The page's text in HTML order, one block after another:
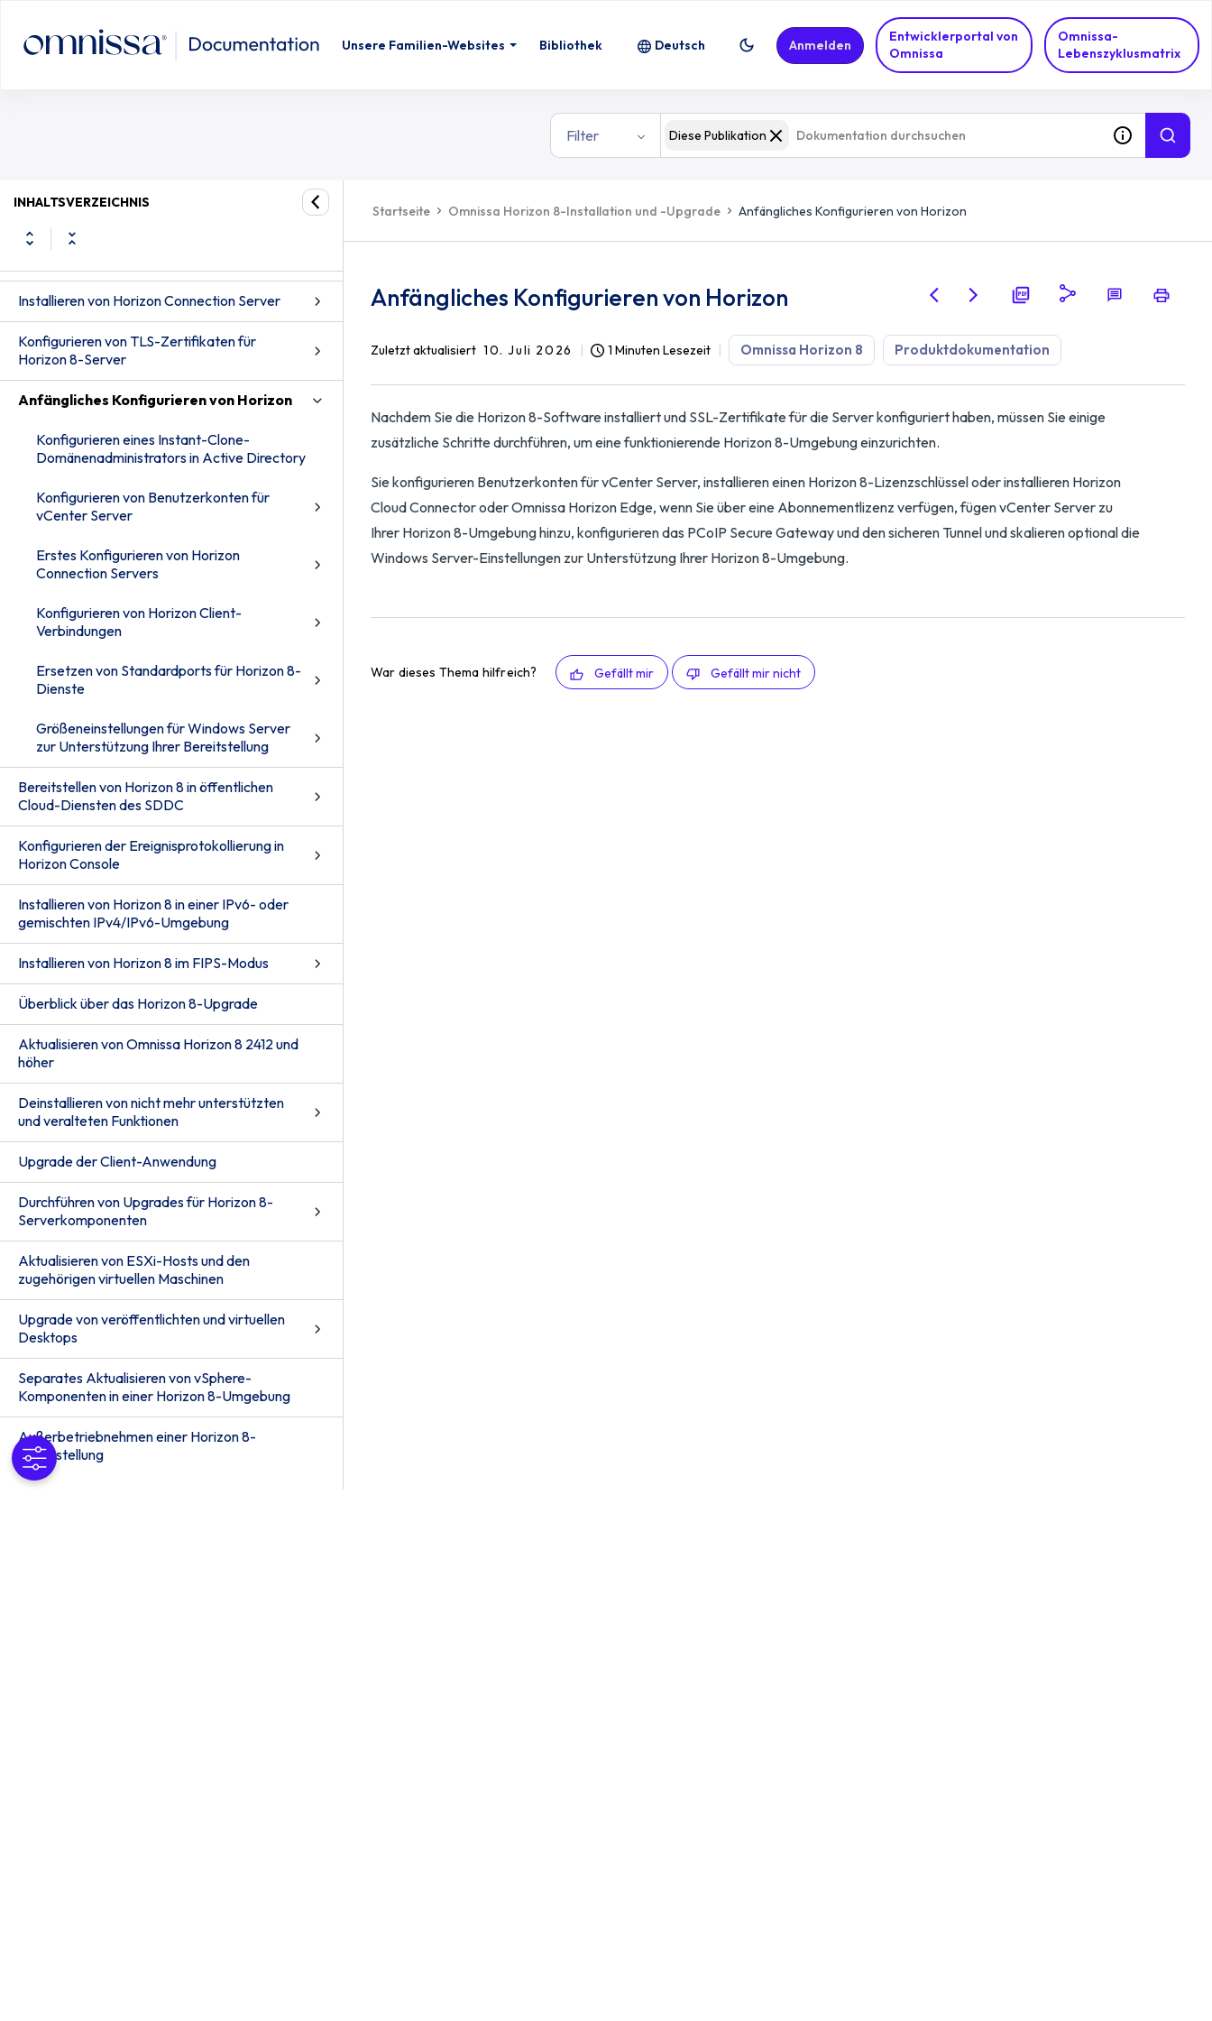
Unsere Familien-Websites Bibliothek
Entwicklerportal von
Omnissa
Omnissa-
Lebenszyklusmatrix
Deutsch Anmelden
Filter Diese Publikation
INHALTSVERZEICHNIS
Systemanforderungen für
Installieren von Horizon Connection Server
Konfigurieren von TLS-Zertifikaten für
Horizon 8-Server
Anfängliches Konfigurieren von Horizon
Konfigurieren eines Instant-Clone-
Domänenadministrators in Active Directory
Konfigurieren von Benutzerkonten für
vCenter Server
Erstes Konfigurieren von Horizon
Connection Servers
Konfigurieren von Horizon Client-
Verbindungen
Ersetzen von Standardports für Horizon 8-
Dienste
Größeneinstellungen für Windows Server
zur Unterstützung Ihrer Bereitstellung
Bereitstellen von Horizon 8 in öffentlichen
Cloud-Diensten des SDDC
Konfigurieren der Ereignisprotokollierung in
Horizon Console
Installieren von Horizon 8 in einer IPv6- oder
gemischten IPv4/IPv6-Umgebung
Installieren von Horizon 8 im FIPS-Modus
Überblick über das Horizon 8-Upgrade
Aktualisieren von Omnissa Horizon 8 2412 und
höher
Deinstallieren von nicht mehr unterstützten
und veralteten Funktionen
Upgrade der Client-Anwendung
Durchführen von Upgrades für Horizon 8-
Serverkomponenten
Aktualisieren von ESXi-Hosts und den
zugehörigen virtuellen Maschinen
Upgrade von veröffentlichten und virtuellen
Desktops
Separates Aktualisieren von vSphere-
Komponenten in einer Horizon 8-Umgebung
Außerbetriebnehmen einer Horizon 8-
Bereitstellung
Startseite Omnissa Horizon 8-Installation und -Upgrade Anfängliches Konfigurieren von Horizon
Anfängliches Konfigurieren von Horizon
Zuletzt aktualisiert 10. Juli 2026 1 Minuten Lesezeit Omnissa Horizon 8 Produktdokumentation
Nachdem Sie die Horizon 8-Software installiert und SSL-Zertifikate für die Server konfiguriert haben, müssen Sie einige
zusätzliche Schritte durchführen, um eine funktionierende Horizon 8-Umgebung einzurichten.
Sie konfigurieren Benutzerkonten für vCenter Server, installieren einen Horizon 8-Lizenzschlüssel oder installieren Horizon
Cloud Connector oder Omnissa Horizon Edge, wenn Sie über eine Abonnementlizenz verfügen, fügen vCenter Server zu
Ihrer Horizon 8-Umgebung hinzu, konfigurieren das PCoIP Secure Gateway und den sicheren Tunnel und skalieren optional die
Windows Server-Einstellungen zur Unterstützung Ihrer Horizon 8-Umgebung.
War dieses Thema hilfreich? Gefällt mir Gefällt mir nicht